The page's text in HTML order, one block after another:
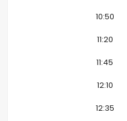
10:50
11:20
11:45
12:10
12:35